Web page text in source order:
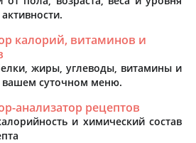
калорий, витаминов и
жиры, углеводы, витамины и
суточном меню.
анализатор рецептов
и химический состав